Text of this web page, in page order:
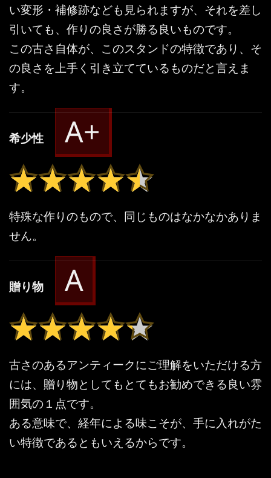
い変形・補修跡なども見られますが、それを差し
引いても、作りの良さが勝る良いものです。
この古さ自体が、このスタンドの特徴であり、そ
の良さを上手く引き立てているものだと言えま
す。
希少性 A+
★★★★★
★★★★★
特殊な作りのもので、同じものはなかなかありま
せん。
贈り物 A
★★★★★
★★★★★
古さのあるアンティークにご理解をいただける方
には、贈り物としてもとてもお勧めできる良い雰
囲気の１点です。
ある意味で、経年による味こそが、手に入れがた
い特徴であるともいえるからです。